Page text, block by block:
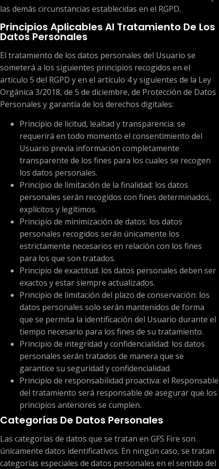
las demás circunstancias establecidas en el RGPD.
Principios Aplicables Al Tratamiento De Los
Datos Personales
El tratamiento de los datos personales del Usuario se
someterá a los siguientes principios recogidos en el
artículo 5 del RGPD y en el artículo 4 y siguientes de la Ley
Orgánica 3/2018, de 5 de diciembre, de Protección de Datos
Personales y garantía de los derechos digitales:
Principio de licitud, lealtad y transparencia: se
requerirá en todo momento el consentimiento del
Usuario previa información completamente
transparente de los fines para los cuales se recogen
los datos personales.
Principio de limitación de la finalidad: los datos
personales serán recogidos con fines determinados,
explícitos y legítimos.
Principio de minimización de datos: los datos
personales recogidos serán únicamente los
estrictamente necesarios en relación con los fines
para los que son tratados.
Principio de exactitud: los datos personales deben ser
exactos y estar siempre actualizados.
Principio de limitación del plazo de conservación: los
datos personales solo serán mantenidos de forma
que se permita la identificación del Usuario durante el
tiempo necesario para los fines de su tratamiento.
Principio de integridad y confidencialidad: los datos
personales serán tratados de manera que se
garantice su seguridad y confidencialidad.
Principio de responsabilidad proactiva: el Responsable
del tratamiento será responsable de asegurar que los
principios anteriores se cumplen.
Categorías De Datos Personales
Las categorías de datos que se tratan en GFS Fire son
únicamente datos identificativos. En ningún caso, se tratan
categorías especiales de datos personales en el sentido del